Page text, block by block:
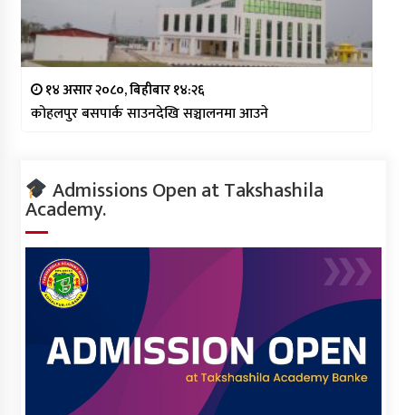
१४ असार २०८०, बिहीबार १४:२६
कोहलपुर बसपार्क साउनदेखि सञ्चालनमा आउने
Admissions Open at Takshashila
Academy.